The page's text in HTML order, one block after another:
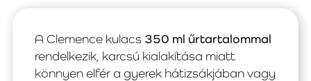
A Clemence kulacs 350 ml űrtartalommal
rendelkezik, karcsú kialakítása miatt
könnyen elfér a gyerek hátizsákjában vagy